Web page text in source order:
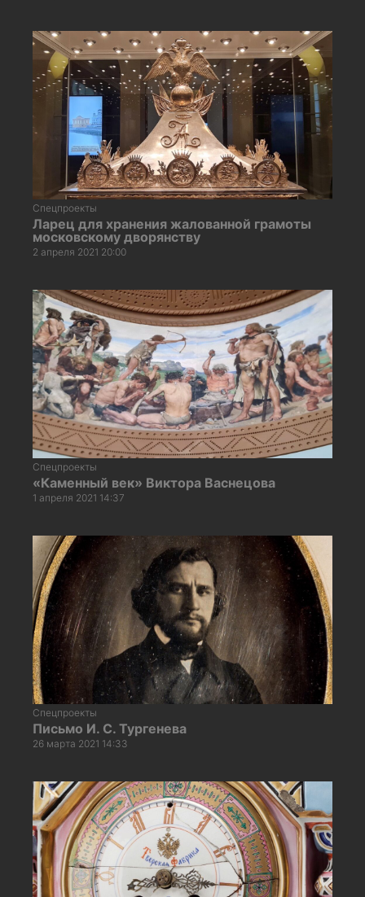
Спецпроекты
Ларец для хранения жалованной грамоты
московскому дворянству
2 апреля 2021 20:00
Спецпроекты
«Каменный век» Виктора Васнецова
1 апреля 2021 14:37
Спецпроекты
Письмо И. С. Тургенева
26 марта 2021 14:33